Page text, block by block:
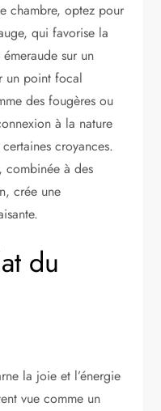
chambre, optez pour
qui favorise la
sur un
un point focal
des fougères ou
à la nature
croyances.
combinée à des
crée une
du
la joie et l’énergie
vue comme un